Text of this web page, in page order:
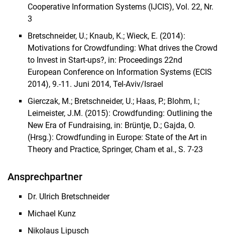
Cooperative Information Systems (IJCIS), Vol. 22, Nr.
3
Bretschneider, U.; Knaub, K.; Wieck, E. (2014):
Motivations for Crowdfunding: What drives the Crowd
to Invest in Start-ups?, in: Proceedings 22nd
European Conference on Information Systems (ECIS
2014), 9.-11. Juni 2014, Tel-Aviv/Israel
Gierczak, M.; Bretschneider, U.; Haas, P.; Blohm, I.;
Leimeister, J.M. (2015): Crowdfunding: Outlining the
New Era of Fundraising, in: Brüntje, D.; Gajda, O.
(Hrsg.): Crowdfunding in Europe: State of the Art in
Theory and Practice, Springer, Cham et al., S. 7-23
Ansprechpartner
Dr. Ulrich Bretschneider
Michael Kunz
Nikolaus Lipusch